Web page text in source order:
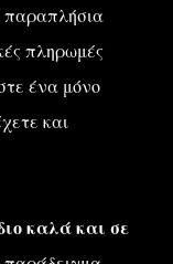
παραπλήσια
πληρωμές
ένα μόνο
και
καλά και σε